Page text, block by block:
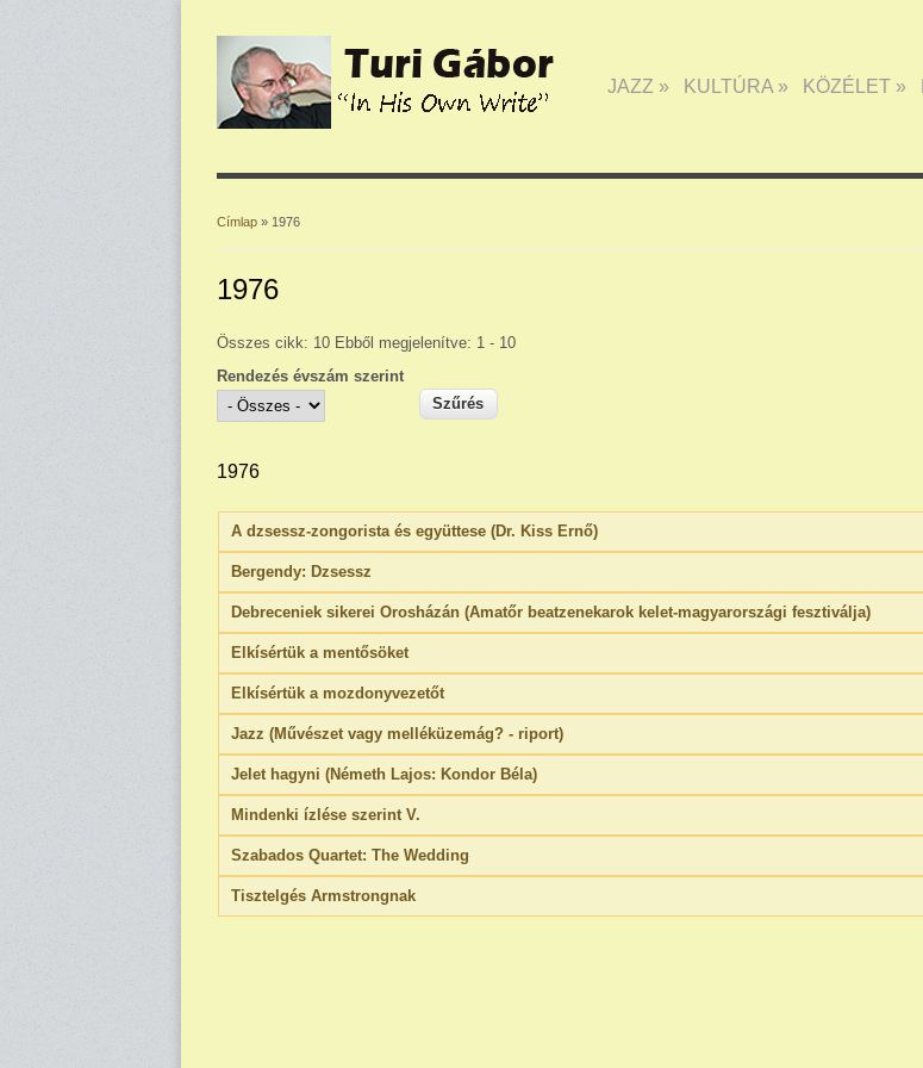
JAZZ » KULTÚRA » KÖZÉLET »
Címlap » 1976
1976
Összes cikk: 10 Ebből megjelenítve: 1 - 10
Rendezés évszám szerint
1976
A dzsessz-zongorista és együttese (Dr. Kiss Ernő)
Bergendy: Dzsessz
Debreceniek sikerei Orosházán (Amatőr beatzenekarok kelet-magyarországi fesztiválja)
Elkísértük a mentősöket
Elkísértük a mozdonyvezetőt
Jazz (Művészet vagy melléküzemág? - riport)
Jelet hagyni (Németh Lajos: Kondor Béla)
Mindenki ízlése szerint V.
Szabados Quartet: The Wedding
Tisztelgés Armstrongnak